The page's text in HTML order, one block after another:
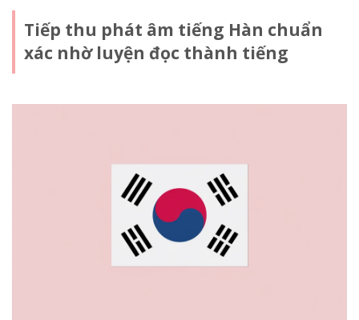
Tiếp thu phát âm tiếng Hàn chuẩn
xác nhờ luyện đọc thành tiếng